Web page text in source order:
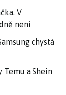
V
není
chystá
Temu a Shein